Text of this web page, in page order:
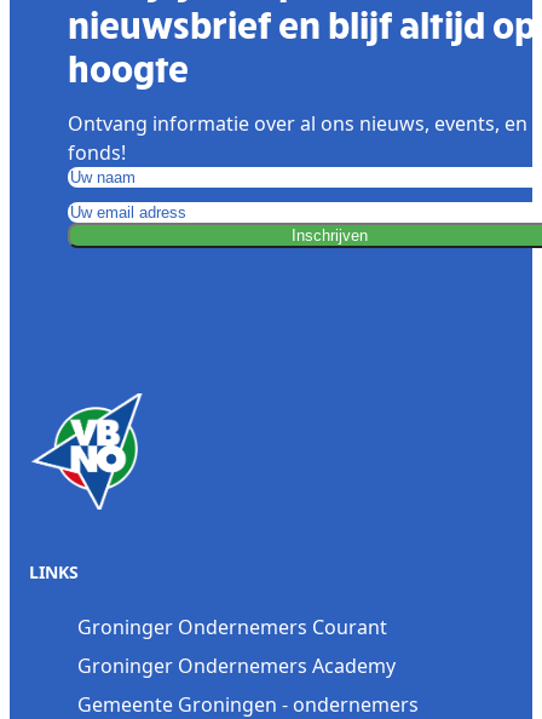
nieuwsbrief en blijf altijd op
hoogte
Ontvang informatie over al ons nieuws, events, en
fonds!
Inschrijven
LINKS
Groninger Ondernemers Courant
Groninger Ondernemers Academy
Gemeente Groningen - ondernemers